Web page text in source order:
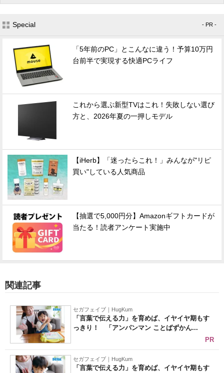
Special - PR -
「5年前のPC」とこんなに違う！予算10万円
台前半で実現する快適PCライフ
これから選ぶ新型TVはこれ！失敗しない選び
方と、2026年夏の一押しモデル
【iHerb】「迷ったらこれ！」みんなが"リピ
買い"している人気商品
【抽選で5,000円分】Amazonギフトカードが
当たる！読者アンケート実施中
関連記事
セガフェイブ｜HugKum
「言葉で伝える力」を育めば、イヤイヤ期もす
っきり！ 「アンパンマン ことばずかん...
PR
セガフェイブ｜HugKum
「言葉で伝える力」を育めば、イヤイヤ期もす